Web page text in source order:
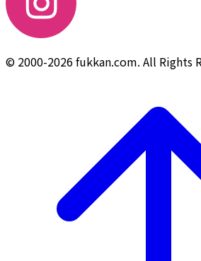
© 2000-2026 fukkan.com. All Rights